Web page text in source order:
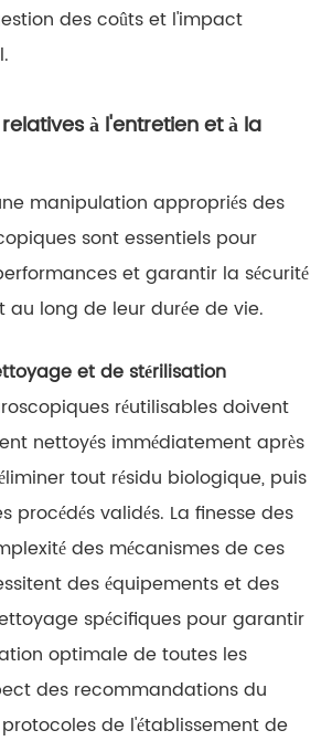
des coûts et l'impact
à l'entretien et à la
manipulation appropriés des
sont essentiels pour
et garantir la sécurité
long de leur durée de vie.
et de stérilisation
réutilisables doivent
nettoyés immédiatement après
tout résidu biologique, puis
procédés validés. La finesse des
des mécanismes de ces
des équipements et des
spécifiques pour garantir
optimale de toutes les
des recommandations du
de l'établissement de